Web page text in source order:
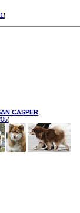
)
CASPER
)